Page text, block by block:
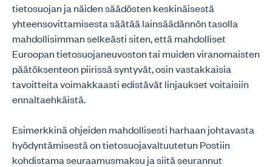
tietosuojan ja näiden säädösten keskinäisestä
yhteensovittamisesta säätää lainsäädännön tasolla
mahdollisimman selkeästi siten, että mahdolliset
Euroopan tietosuojaneuvoston tai muiden viranomaisten
päätöksenteon piirissä syntyvät, osin vastakkaisia
tavoitteita voimakkaasti edistävät linjaukset voitaisiin
ennaltaehkäistä.
Esimerkkinä ohjeiden mahdollisesti harhaan johtavasta
hyödyntämisestä on tietosuojavaltuutetun Postiin
kohdistama seuraamusmaksu ja siitä seurannut